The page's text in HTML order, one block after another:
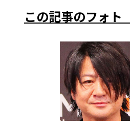
この記事のフォト